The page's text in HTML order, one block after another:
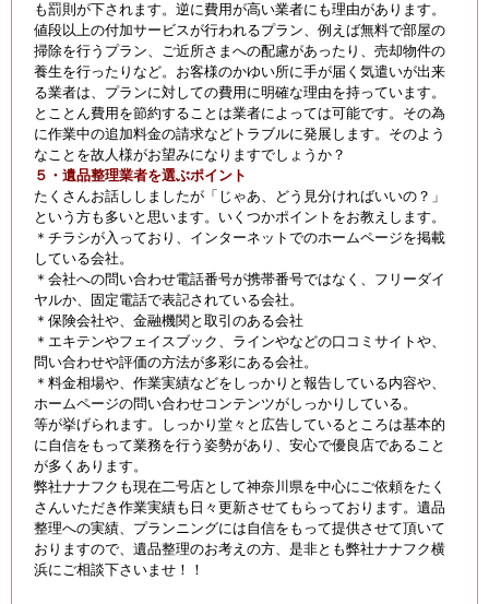
も罰則が下されます。逆に費用が高い業者にも理由があります。
値段以上の付加サービスが行われるプラン、例えば無料で部屋の
掃除を行うプラン、ご近所さまへの配慮があったり、売却物件の
養生を行ったりなど。お客様のかゆい所に手が届く気遣いが出来
る業者は、プランに対しての費用に明確な理由を持っています。
とことん費用を節約することは業者によっては可能です。その為
に作業中の追加料金の請求などトラブルに発展します。そのよう
なことを故人様がお望みになりますでしょうか？
５・遺品整理業者を選ぶポイント
たくさんお話ししましたが「じゃあ、どう見分ければいいの？」
という方も多いと思います。いくつかポイントをお教えします。
＊チラシが入っており、インターネットでのホームページを掲載
している会社。
＊会社への問い合わせ電話番号が携帯番号ではなく、フリーダイ
ヤルか、固定電話で表記されている会社。
＊保険会社や、金融機関と取引のある会社
＊エキテンやフェイスブック、ラインやなどの口コミサイトや、
問い合わせや評価の方法が多彩にある会社。
＊料金相場や、作業実績などをしっかりと報告している内容や、
ホームページの問い合わせコンテンツがしっかりしている。
等が挙げられます。しっかり堂々と広告しているところは基本的
に自信をもって業務を行う姿勢があり、安心で優良店であること
が多くあります。
弊社ナナフクも現在二号店として神奈川県を中心にご依頼をたく
さんいただき作業実績も日々更新させてもらっております。遺品
整理への実績、プランニングには自信をもって提供させて頂いて
おりますので、遺品整理のお考えの方、是非とも弊社ナナフク横
浜にご相談下さいませ！！